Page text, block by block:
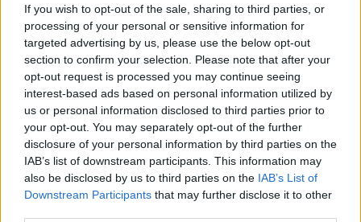
If you wish to opt-out of the sale, sharing to third parties, or
processing of your personal or sensitive information for
targeted advertising by us, please use the below opt-out
section to confirm your selection. Please note that after your
opt-out request is processed you may continue seeing
interest-based ads based on personal information utilized by
us or personal information disclosed to third parties prior to
your opt-out. You may separately opt-out of the further
disclosure of your personal information by third parties on the
IAB’s list of downstream participants. This information may
also be disclosed by us to third parties on the IAB’s List of
Downstream Participants that may further disclose it to other
2026. augusztus 06., csütörtök
Nem kell aggódni a lehűlés miatt,
velünk marad még a kánikula